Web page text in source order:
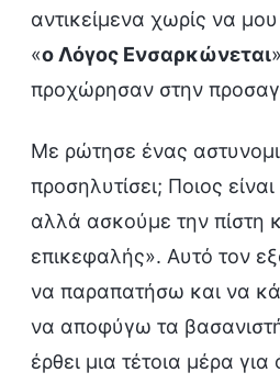
αντικείμενα χωρίς να
«ο Λόγος Ενσαρκώνεται
προχώρησαν στην
Με ρώτησε ένας
προσηλυτίσει; Ποιος
αλλά ασκούμε την πίστη
επικεφαλής». Αυτό τον
να παραπατήσω και να
να αποφύγω τα
έρθει μια τέτοια μέρα